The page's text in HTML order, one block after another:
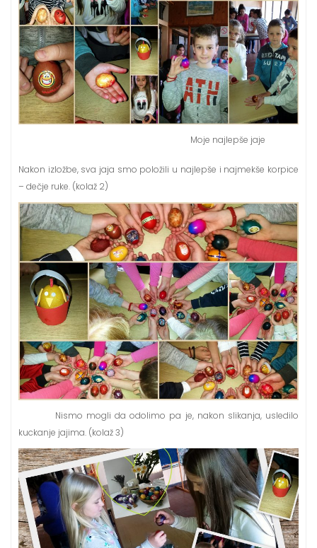
Moje najlepše jaje
Nakon izložbe, sva jaja smo položili u najlepše i najmekše korpice
– dečje ruke. (kolaž 2)
Nismo mogli da odolimo pa je, nakon slikanja, usledilo
kuckanje jajima. (kolaž 3)